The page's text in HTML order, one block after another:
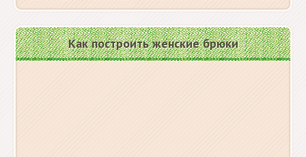
Как построить женские брюки